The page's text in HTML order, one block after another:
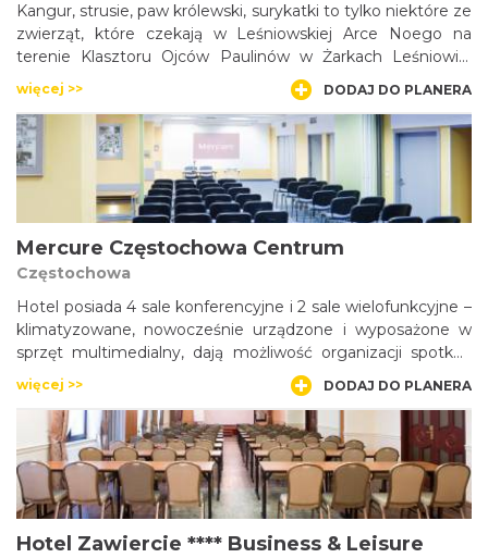
Kangur, strusie, paw królewski, surykatki to tylko niektóre ze
zwierząt, które czekają w Leśniowskiej Arce Noego na
terenie Klasztoru Ojców Paulinów w Żarkach Leśniowie.
Ojcowie paulini rozbudowali zwierzyniec i sprawują opiekę
nie tylko nad alpakami, kozami i owieczkami, które są od
opieką leśniowskich braci.
więcej >> DODAJ DO PLANERA
Mercure Częstochowa Centrum
Częstochowa
Hotel posiada 4 sale konferencyjne i 2 sale wielofunkcyjne –
klimatyzowane, nowocześnie urządzone i wyposażone w
sprzęt multimedialny, dają możliwość organizacji spotkań
nawet dla 120 uczestników.
więcej >> DODAJ DO PLANERA
Hotel Zawiercie **** Business & Leisure